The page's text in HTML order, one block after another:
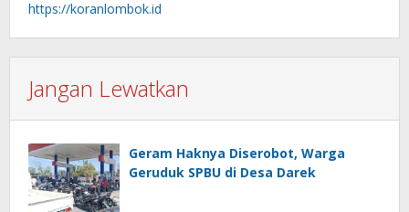
https://koranlombok.id
Jangan Lewatkan
Geram Haknya Diserobot, Warga
Geruduk SPBU di Desa Darek